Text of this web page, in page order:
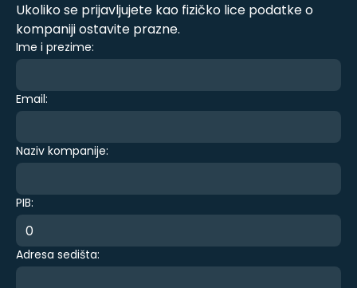
Ukoliko se prijavljujete kao fizičko lice podatke o
kompaniji ostavite prazne.
Ime i prezime:
Email:
Naziv kompanije:
PIB:
Adresa sedišta: